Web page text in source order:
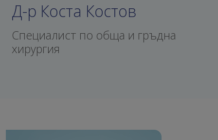
Д-р Коста Костов
Специалист по обща и гръдна
хирургия